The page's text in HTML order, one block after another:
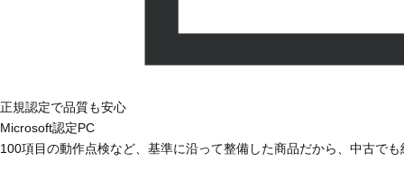
正規認定で品質も安心
Microsoft認定PC
100項目の動作点検など、基準に沿って整備した商品だから、中古で